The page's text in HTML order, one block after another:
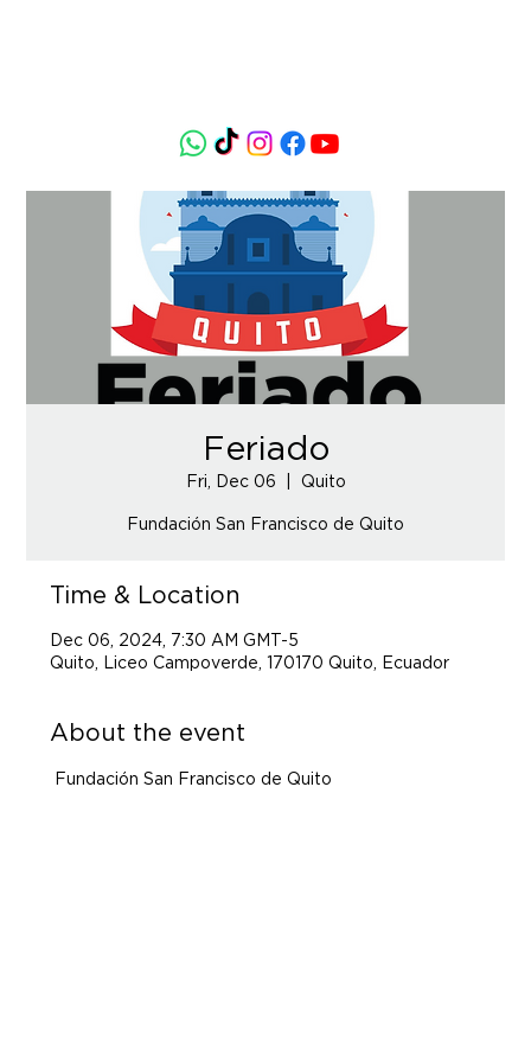
Feriado
Fri, Dec 06 Quito
Fundación San Francisco de Quito
Time & Location
Dec 06, 2024, 7:30 AM GMT-5
Quito, Liceo Campoverde, 170170 Quito, Ecuador
About the event
Fundación San Francisco de Quito